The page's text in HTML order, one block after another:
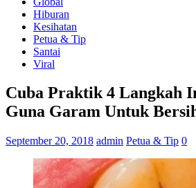
Hiburan
Kesihatan
Petua & Tip
Santai
Viral
Cuba Praktik 4 Langkah
Guna Garam Untuk
September 20, 2018 admin Petua & Tip 0